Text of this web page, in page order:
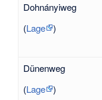
Dohnányiweg
(Lage )
Dünenweg
(Lage )